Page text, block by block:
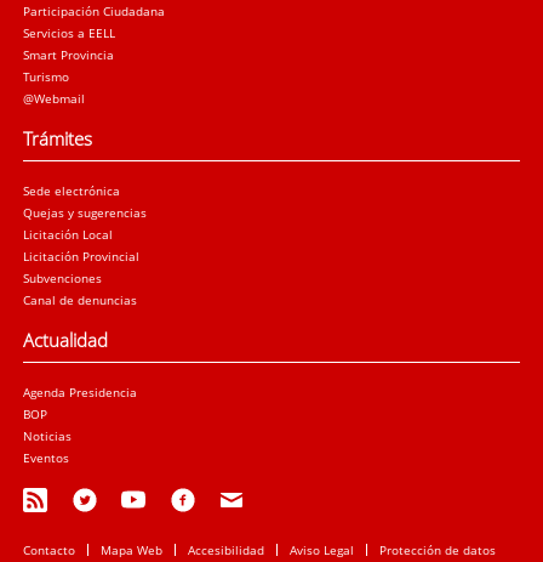
Participación Ciudadana
Servicios a EELL
Smart Provincia
Turismo
@Webmail
Trámites
Sede electrónica
Quejas y sugerencias
Licitación Local
Licitación Provincial
Subvenciones
Canal de denuncias
Actualidad
Agenda Presidencia
BOP
Noticias
Eventos
Contacto Mapa Web Accesibilidad Aviso Legal Protección de datos